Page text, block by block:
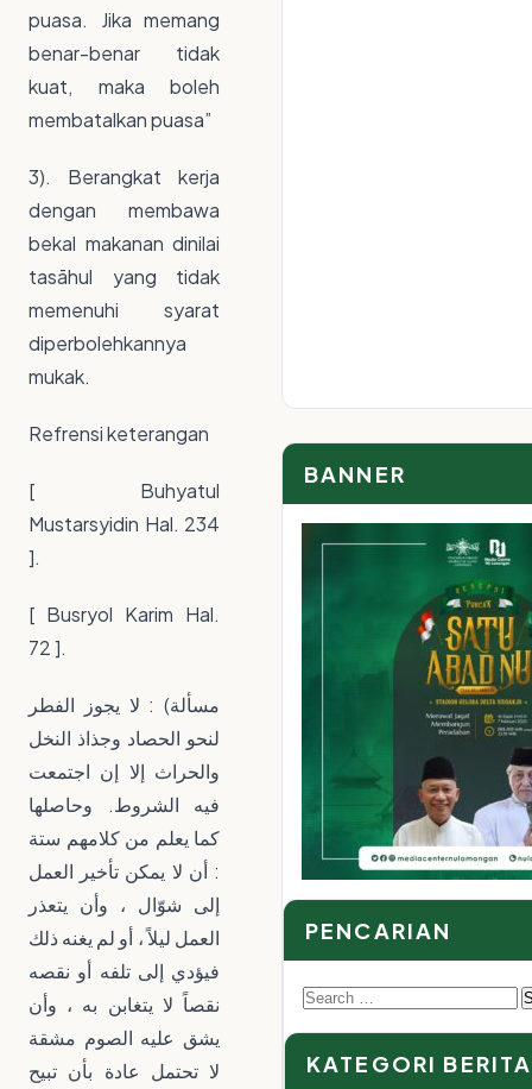
puasa. Jika memang
benar-benar tidak
kuat, maka boleh
membatalkan puasa”
3). Berangkat kerja
dengan membawa
bekal makanan dinilai
tasāhul yang tidak
memenuhi syarat
diperbolehkannya
mukak.
Refrensi keterangan
[ Buhyatul
Mustarsyidin Hal. 234
].
[ Busryol Karim Hal.
72 ].
مسألة) : لا يجوز الفطر
لنحو الحصاد وجذاذ النخل
والحراث إلا إن اجتمعت
فيه الشروط. وحاصلها
كما يعلم من كلامهم ستة
: أن لا يمكن تأخير العمل
إلى شوّال ، وأن يتعذر
العمل ليلاً ، أو لم يغنه ذلك
فيؤدي إلى تلفه أو نقصه
نقصاً لا يتغابن به ، وأن
يشق عليه الصوم مشقة
لا تحتمل عادة بأن تبيح
BANNER
PENCARIAN
Search
for:
KATEGORI BERITA